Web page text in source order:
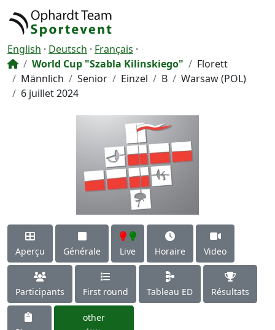
English · Deutsch · Français ·
World Cup "Szabla Kilinskiego"
Florett
Männlich
Senior Einzel B
Warsaw (POL)
6 juillet 2024
Aperçu Générale Live Horaire Video
Participants First round Tableau ED Résultats
other